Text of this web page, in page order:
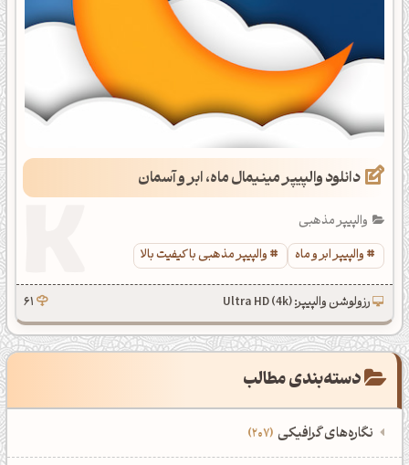
دانلود والپیپر مینیمال ماه، ابر و آسمان
والپیپر مذهبی
والپیپر ابر و ماه
والپیپر مذهبی با کیفیت بالا
رزولوشن والپیپر: Ultra HD (4k) 61
دسته‌بندی مطالب
نگاره‌های گرافیکی 207